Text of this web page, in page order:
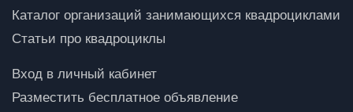
Каталог организаций занимающихся квадроциклами
Статьи про квадроциклы
Вход в личный кабинет
Разместить бесплатное объявление